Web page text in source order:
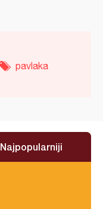
pavlaka
Najpopularniji